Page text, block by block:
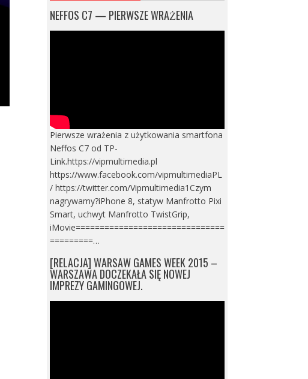
NEFFOS C7 — PIERWSZE WRAŻENIA
Pierwsze wrażenia z użytkowania smartfona
Neffos C7 od TP-
Link.https://vipmultimedia.pl
https://www.facebook.com/vipmultimediaPL
/ https://twitter.com/Vipmultimedia1Czym
nagrywamy?iPhone 8, statyw Manfrotto Pixi
Smart, uchwyt Manfrotto TwistGrip,
iMovie===============================
=========…
[RELACJA] WARSAW GAMES WEEK 2015 –
WARSZAWA DOCZEKAŁA SIĘ NOWEJ
IMPREZY GAMINGOWEJ.